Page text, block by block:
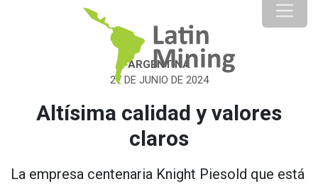
ARGENTINA
27 DE JUNIO DE 2024
Altísima calidad y valores
claros
La empresa centenaria Knight Piesold que está